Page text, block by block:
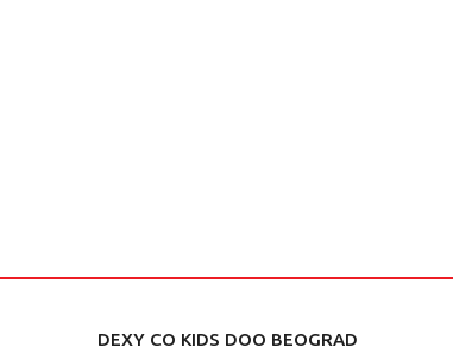
DEXY CO KIDS DOO BEOGRAD